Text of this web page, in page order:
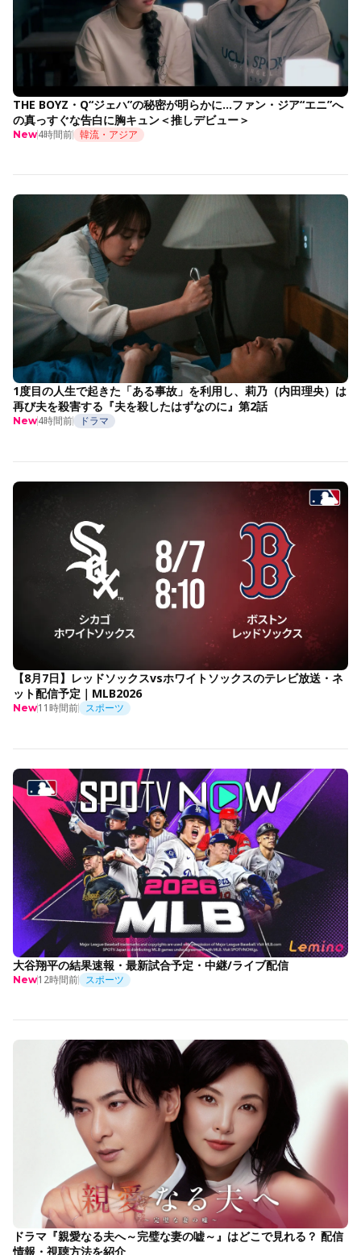
THE BOYZ・Q“ジェハ”の秘密が明らかに…ファン・ジア“エニ”へ
の真っすぐな告白に胸キュン＜推しデビュー＞
New4時間前 韓流・アジア
1度目の人生で起きた「ある事故」を利用し、莉乃（内田理央）は
再び夫を殺害する『夫を殺したはずなのに』第2話
New4時間前 ドラマ
【8月7日】レッドソックスvsホワイトソックスのテレビ放送・ネ
ット配信予定｜MLB2026
New11時間前 スポーツ
大谷翔平の結果速報・最新試合予定・中継/ライブ配信
New12時間前 スポーツ
ドラマ『親愛なる夫へ～完璧な妻の嘘～』はどこで見れる？ 配信
情報・視聴方法を紹介